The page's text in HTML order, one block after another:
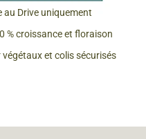
Drive uniquement
% croissance et floraison
et colis sécurisés